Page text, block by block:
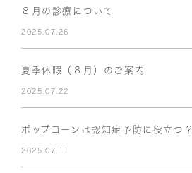
８月の診療について
2025.07.26
夏季休暇（８月）のご案内
2025.07.22
ポップコーンは認知症予防に役立つ？
2025.07.11